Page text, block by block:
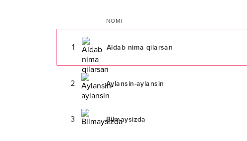
NOMI
1 Aldab nima qilarsan
2 Aylansin-aylansin
3 Bilmaysizda